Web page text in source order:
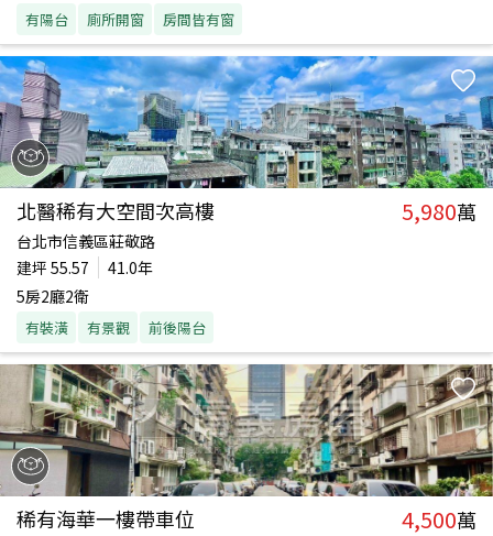
有陽台 廁所開窗 房間皆有窗
北醫稀有大空間次高樓 5,980萬
台北市信義區莊敬路
建坪 55.57
41.0年
5房2廳2衛
有裝潢 有景觀 前後陽台
稀有海華一樓帶車位 4,500萬